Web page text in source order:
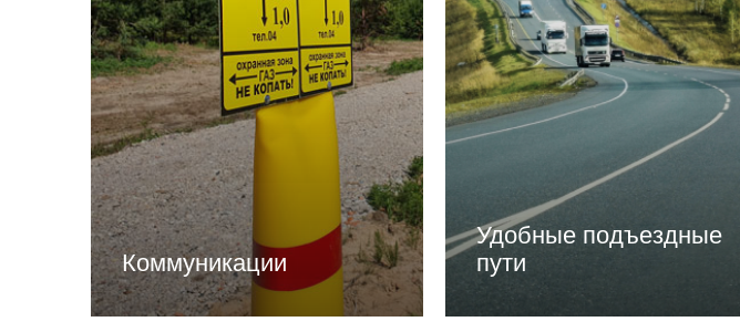
Коммуникации
Удобные подъездные
пути